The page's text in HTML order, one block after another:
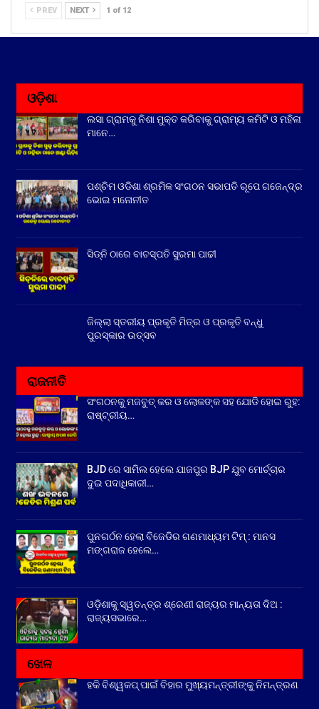
PREV NEXT 1 of 12
ଓଡ଼ିଶା
ଲସା ଗ୍ରାମକୁ ନିଶା ମୁକ୍ତ କରିବାକୁ ଗ୍ରାମ୍ୟ କମିଟି ଓ ମହିଳା
ମାନେ…
ପଶ୍ଚିମ ଓଡିଶା ଶ୍ରମିକ ସଂଗଠନ ସଭାପତି ରୂପେ ଗଜେନ୍ଦ୍ର
ଭୋଇ ମନୋନୀତ
ସିଡ୍‌ନି ଠାରେ ବାଚସ୍ପତି ସୁରମା ପାଢୀ
ଜିଲ୍ଲା ସ୍ତରୀୟ ପ୍ରକୃତି ମିତ୍ର ଓ ପ୍ରକୃତି ବନ୍ଧୁ
ପୁରସ୍କାର ଉତ୍ସବ
ରାଜନୀତି
ସଂଗଠନକୁ ମଜବୁତ୍ କର ଓ ଲୋକଙ୍କ ସହ ଯୋଡି ହୋଇ ରୁହ:
ରାଷ୍ଟ୍ରୀୟ…
BJD ରେ ସାମିଲ ହେଲେ ଯାଜପୁର BJP ଯୁବ ମୋର୍ଚ୍ଚାର
ଦୁଇ ପଦାଧିକାରୀ…
ପୁନଗର୍ଠନ ହେଲା ବିଜେଡିର ଗଣମାଧ୍ୟମ ଟିମ୍ : ମାନସ
ମଙ୍ଗରାଜ ହେଲେ…
ଓଡ଼ିଶାକୁ ସ୍ୱତନ୍ତ୍ର ଶ୍ରେଣୀ ରାଜ୍ୟର ମାନ୍ୟତା ଦିଅ :
ରାଜ୍ୟସଭାରେ…
ଖେଳ
ହକି ବିଶ୍ୱକପ୍ ପାଇଁ ବିହାର ମୁଖ୍ୟମନ୍ତ୍ରୀଙ୍କୁ ନିମନ୍ତ୍ରଣ